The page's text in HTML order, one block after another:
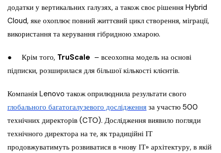
додатки у вертикальних галузях, а також своє рішення Hybrid
Cloud, яке охоплює повний життєвий цикл створення, міграції,
використання та керування гібридною хмарою.
● Крім того, TruScale – всеохопна модель на основі
підписки, розширилася для більшої кількості клієнтів.
Компанія Lenovo також оприлюднила результати свого
глобального багатогалузевого дослідження за участю 500
технічних директорів (CTO). Дослідження виявило погляди
технічного директора на те, як традиційні ІТ
продовжуватимуть розвиватися в «нову ІТ» архітектуру, в якій